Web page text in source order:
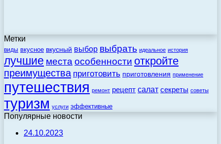
Метки
виды вкусное вкусный выбор выбрать идеальное история
лучшие места особенности откройте
преимущества приготовить приготовления применение
путешествия ремонт рецепт салат секреты советы
туризм услуги эффективные
Популярные новости
24.10.2023